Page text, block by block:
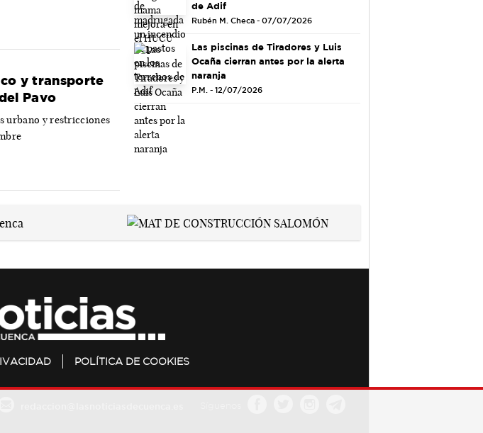
y transporte
Pavo
urbano y restricciones
de Adif
Rubén M. Checa - 07/07/2026
Las piscinas de Tiradores y Luis
Ocaña cierran antes por la alerta
naranja
P.M. - 12/07/2026
POLÍTICA DE COOKIES